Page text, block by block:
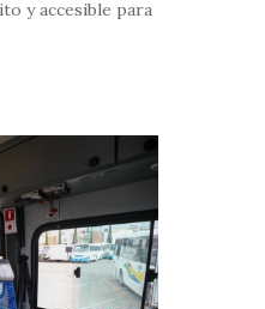
y accesible para